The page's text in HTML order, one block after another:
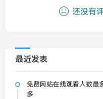
还没有
最近发表
免费网站在线观看人数最
多